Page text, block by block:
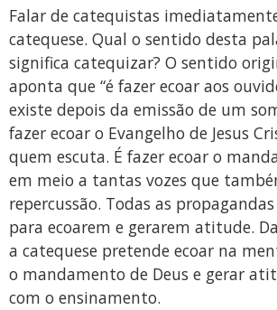
Falar de catequistas
catequese. Qual o sentido desta
significa catequizar? O sentido
aponta que “é fazer ecoar aos
existe depois da emissão de um
fazer ecoar o Evangelho de Jesus
quem escuta. É fazer ecoar o
em meio a tantas vozes que
repercussão. Todas as
para ecoarem e gerarem atitude.
a catequese pretende ecoar na
o mandamento de Deus e gerar
com o ensinamento.